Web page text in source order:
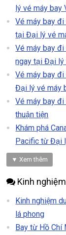
lý vé máy bay
Vé máy bay
tại Đại lý vé
Vé máy bay
ngay tại Đại lý
Vé máy bay
Đại lý vé máy
Vé máy bay đi
thuận tiện
Khám phá
Pacific từ Đại
▼ Xem thêm
Kinh nghiệm
Kinh nghiệm
lá phong
Bay từ Hồ Chí